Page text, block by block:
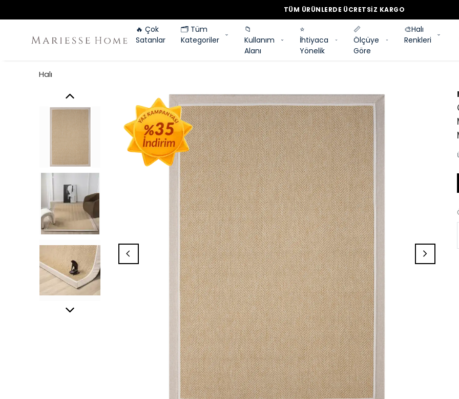
TÜM ÜRÜNLERDE ÜCRETSİZ KARGO
🔥 Çok
Satanlar
🗂️ Tüm
Kategoriler
📁
Kullanım
Alanı
⭐
İhtiyaca
Yönelik
📏
Ölçüye
Göre
🎨Halı
Renkleri
Halı